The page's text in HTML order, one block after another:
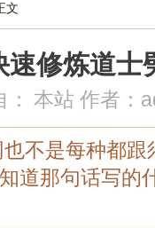
文
速修炼道士
本站 作者：
不是每种都跟
道那句话写